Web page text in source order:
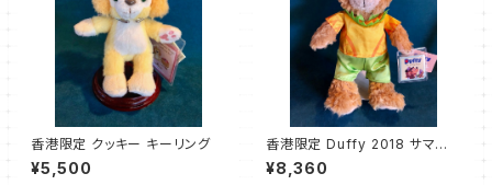
香港限定 クッキー キーリング
¥5,500
香港限定 Duffy 2018 サマーフ
ルーツ ダッフィー
¥8,360